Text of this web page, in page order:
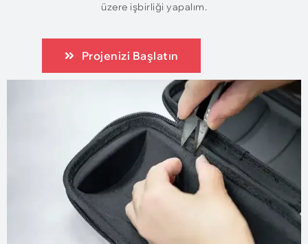
üzere işbirliği yapalım.
Projenizi Başlatın